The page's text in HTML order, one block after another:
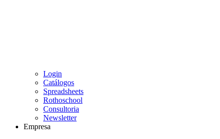
Login
Catálogos
Spreadsheets
Rothoschool
Consultoria
Newsletter
Empresa